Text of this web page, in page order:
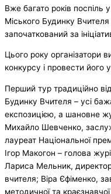
Вже багато років поспіль
Міського Будинку
започаткований за
Цього року організатори
конкурсу і провести його
Перший тур традиційно
Будинку Вчителя – усі
експозицією, а шановне
Михайло Шевченко,
лауреат Національної
Ігор Макогон – голова
Лариса Мельник,
вчителя; Віра Єфіменко,
методичної та